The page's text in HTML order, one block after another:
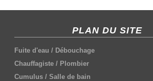
PLAN DU SITE
Fuite d'eau / Débouchage
Chauffagiste / Plombier
Cumulus /Salle de bain